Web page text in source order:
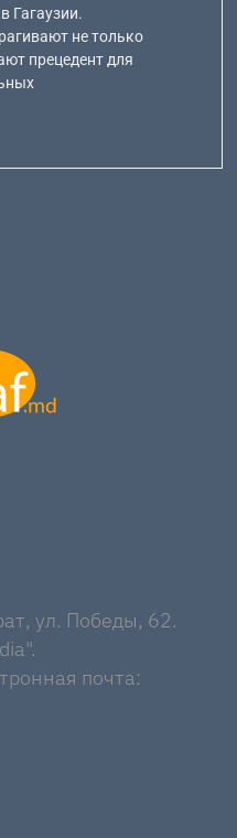
Гагаузии.
не только
прецедент для
ул. Победы, 62.
почта: